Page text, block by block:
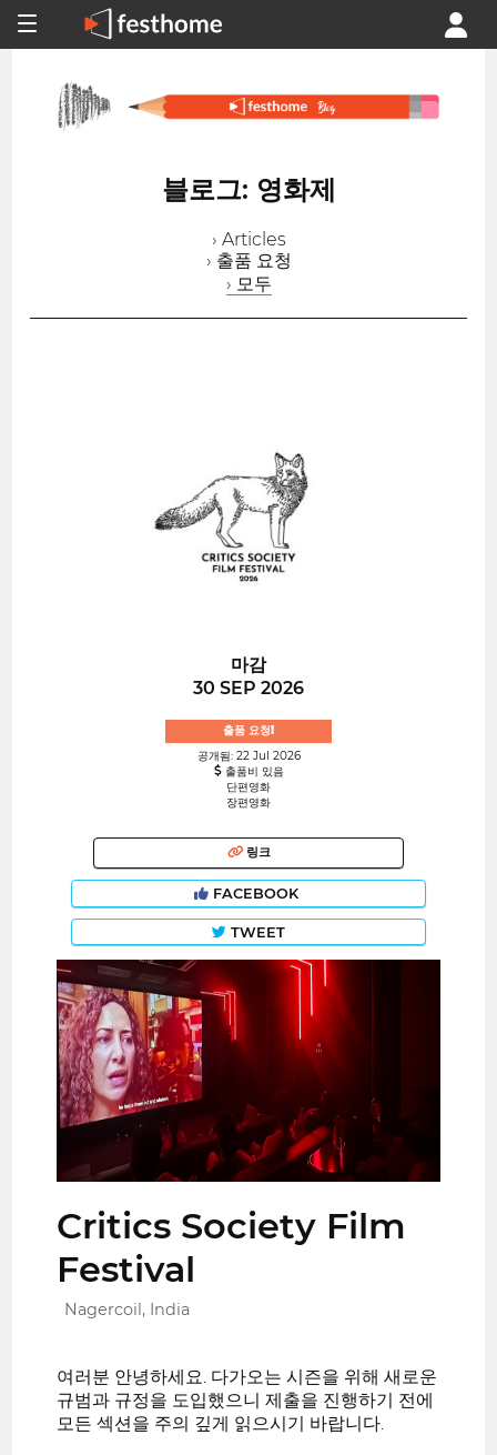
블로그: 영화제
› Articles
› 출품 요청
› 모두
마감
30 SEP 2026
출품 요청!
공개됨: 22 Jul 2026
출품비 있음
단편영화
장편영화
링크
FACEBOOK
TWEET
Critics Society Film
Festival
Nagercoil, India
여러분 안녕하세요. 다가오는 시즌을 위해 새로운
규범과 규정을 도입했으니 제출을 진행하기 전에
모든 섹션을 주의 깊게 읽으시기 바랍니다.